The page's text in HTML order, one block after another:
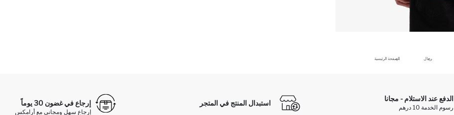
الصفحة الرئيسية رجال
الدفع عند الاستلام - مجانا
رسوم الخدمة 10 درهم
استبدال المنتج في المتجر إرجاع في غضون 30 يوماً
إرجاع سهل ومجاني مع أرامكس